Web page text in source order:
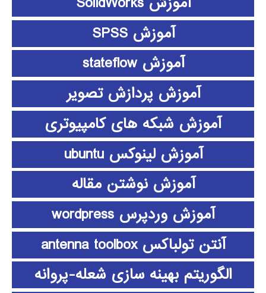
آموزش SPSS
آموزش stateflow
آموزش پردازش تصویر
آموزش شبکه های کامپیوتری
آموزش لینوکس ubuntu
آموزش نوشتن مقاله
آموزش وردپرس wordpress
آنتن تولباکس antenna toolbox
الگوریتم بهینه سازی شعله-پروانه